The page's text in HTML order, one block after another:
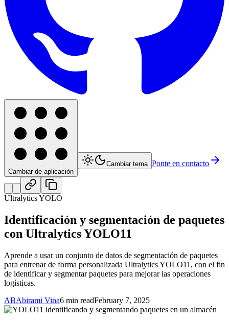
Cambiar de aplicación
Cambiar tema Ponte en contacto
Ultralytics YOLO
Identificación y segmentación de paquetes
con Ultralytics YOLO11
Aprende a usar un conjunto de datos de segmentación de paquetes
para entrenar de forma personalizada Ultralytics YOLO11, con el fin
de identificar y segmentar paquetes para mejorar las operaciones
logísticas.
ABAbirami Vina6 min readFebruary 7, 2025